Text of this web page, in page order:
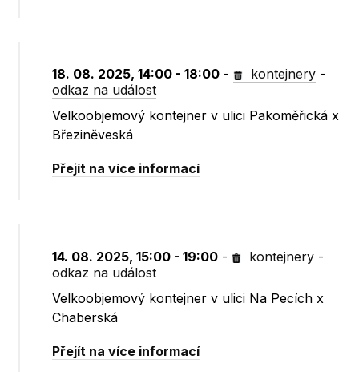
18. 08. 2025, 14:00 - 18:00 - kontejnery -
odkaz na událost
Velkoobjemový kontejner v ulici Pakoměřická x
Březiněveská
Přejít na více informací
14. 08. 2025, 15:00 - 19:00 - kontejnery -
odkaz na událost
Velkoobjemový kontejner v ulici Na Pecích x
Chaberská
Přejít na více informací